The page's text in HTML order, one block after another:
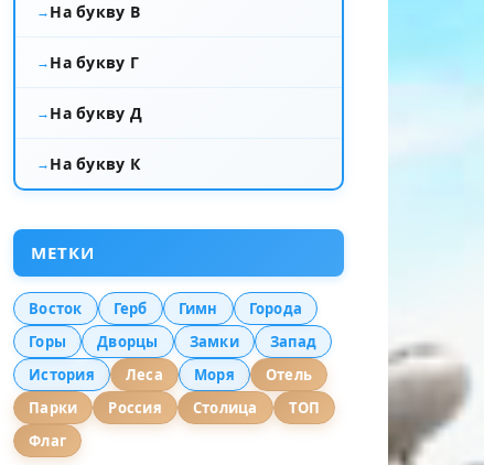
На букву В
На букву Г
На букву Д
На букву К
МЕТКИ
Восток Герб Гимн
Города
Горы
Дворцы Замки
Запад
История
Леса Моря
Отель
Парки
Россия Столица
ТОП
Флаг